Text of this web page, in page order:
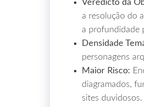
Veredicto da
a resolução do
a profundidade
Densidade
personagens
Maior Risco:
diagramados,
sites duvidosos.